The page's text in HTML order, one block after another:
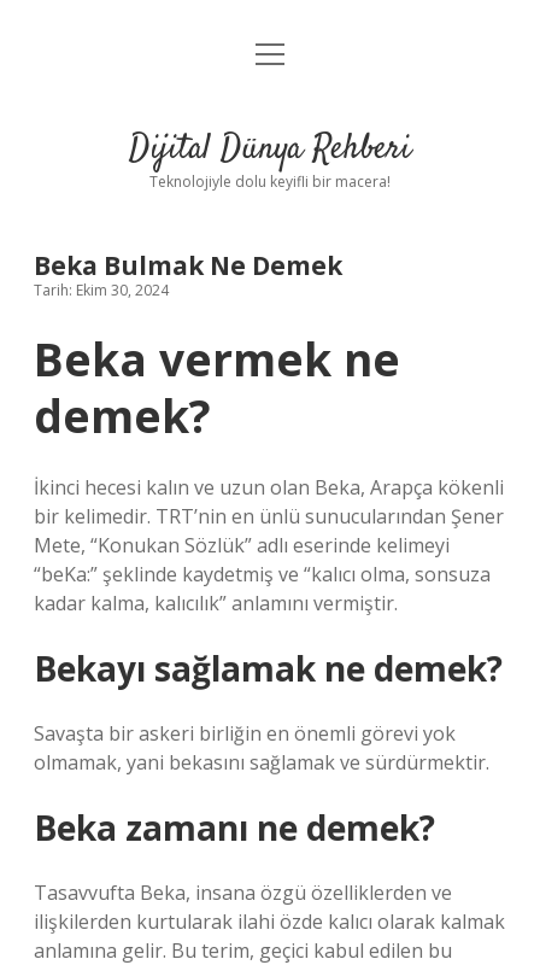
Anasayfa
Yasal Uyarı
menüyü
Dijital Dünya Rehberi
Teknolojiyle dolu keyifli bir macera!
Beka Bulmak Ne Demek
Tarih: Ekim 30, 2024
Beka vermek ne
demek?
İkinci hecesi kalın ve uzun olan Beka, Arapça kökenli
bir kelimedir. TRT’nin en ünlü sunucularından Şener
Mete, “Konukan Sözlük” adlı eserinde kelimeyi
“beKa:” şeklinde kaydetmiş ve “kalıcı olma, sonsuza
kadar kalma, kalıcılık” anlamını vermiştir.
Bekayı sağlamak ne demek?
Savaşta bir askeri birliğin en önemli görevi yok
olmamak, yani bekasını sağlamak ve sürdürmektir.
Beka zamanı ne demek?
Tasavvufta Beka, insana özgü özelliklerden ve
ilişkilerden kurtularak ilahi özde kalıcı olarak kalmak
anlamına gelir. Bu terim, geçici kabul edilen bu